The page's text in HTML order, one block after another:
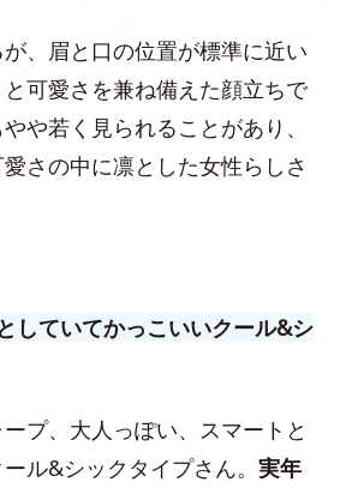
、眉と口の位置が標準に近い
可愛さを兼ね備えた顔立ちで
や若く見られることがあり、
さの中に凛とした女性らしさ
していてかっこいいクール&シ
プ、大人っぽい、スマートと
ル&シックタイプさん。 実年